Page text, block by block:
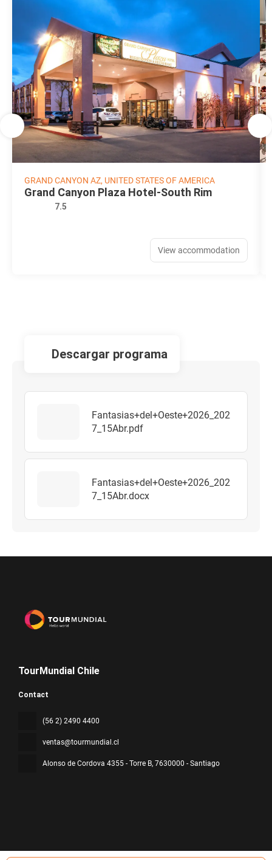
GRAND CANYON AZ, UNITED STATES OF AMERICA
Grand Canyon Plaza Hotel-South Rim
7.5
View accommodation
descargar programa
Fantasias+del+Oeste+2026_202
7_15Abr.pdf
Fantasias+del+Oeste+2026_202
7_15Abr.docx
TourMundial Chile
Contact
(56 2) 2490 4400
ventas@tourmundial.cl
Alonso de Cordova 4355 - Torre B, 7630000 - Santiago